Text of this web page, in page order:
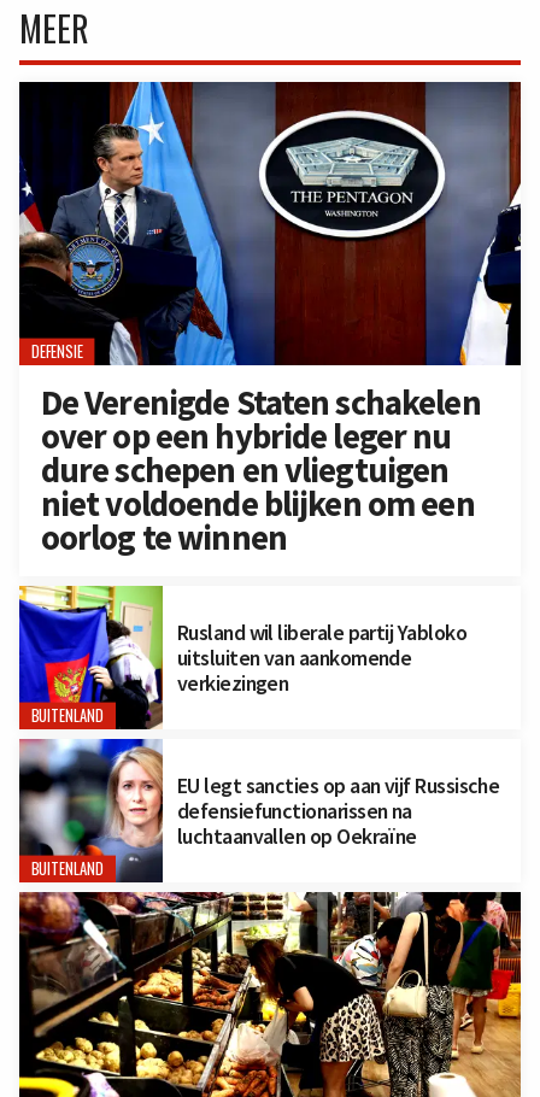
MEER
DEFENSIE
De Verenigde Staten schakelen
over op een hybride leger nu
dure schepen en vliegtuigen
niet voldoende blijken om een
oorlog te winnen
BUITENLAND
Rusland wil liberale partij Yabloko
uitsluiten van aankomende
verkiezingen
BUITENLAND
EU legt sancties op aan vijf Russische
defensiefunctionarissen na
luchtaanvallen op Oekraïne